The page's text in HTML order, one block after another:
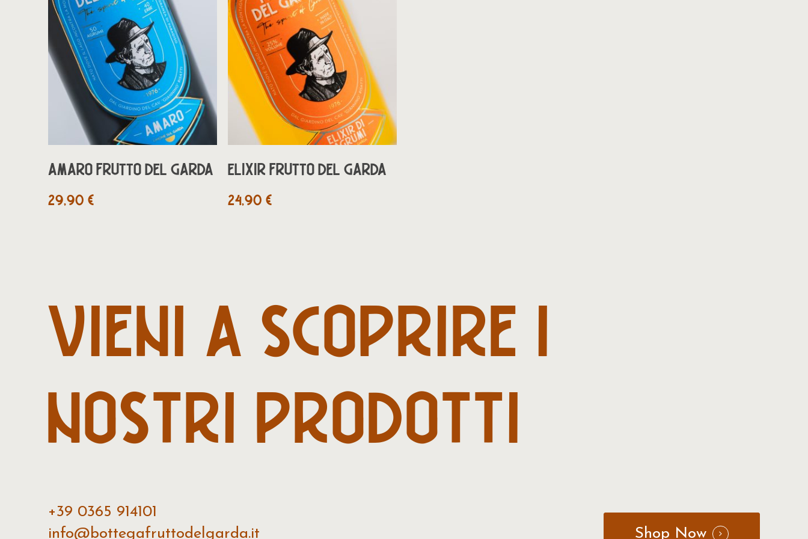
AMARO FRUTTO DEL GARDA
29,90 €
ELIXIR FRUTTO DEL GARDA
24,90€
VIENI A SCOPRIRE I
NOSTRI PRODOTTI
+39 0365 914101
info@bottegafruttodelgarda.it
Shop Now